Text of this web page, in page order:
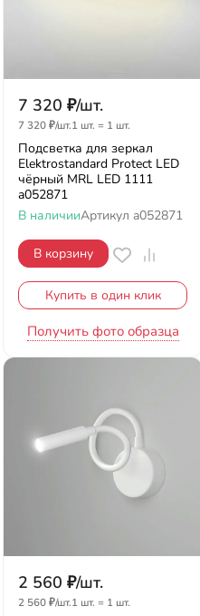
7 320 ₽/шт.
7 320₽/шт.1 шт. = 1 шт.
Подсветка для зеркал
Elektrostandard Protect LED
чёрный MRL LED 1111
a052871
В наличииАртикул a052871
В корзину
Купить в один клик
Получить фото образца
2 560 ₽/шт.
2 560₽/шт.1 шт. = 1 шт.